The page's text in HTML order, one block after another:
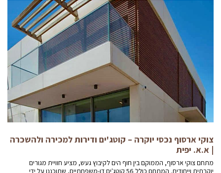
צוקי ארסוף נכסי יוקרה – קוטג'ים ודירות למכירה ולהשכרה
| א.א. יפית
מתחם צוקי ארסוף, הממוקם בין חוף הים לקיבוץ געש, מציע חוויית מגורים
יוקרתית וייחודית. המתחם כולל 56 קוטג'ים דו-משפחתיים, שתוכננו על ידי